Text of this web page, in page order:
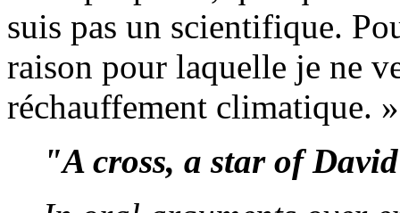
suis pas un scientifique.
raison pour laquelle je ne
réchauffement climatique. »
"A cross, a star of